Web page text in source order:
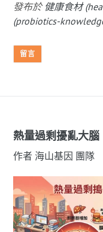
發布於 健康食材
(probiotics-
留言
熱量過剩擾亂大
作者 海山基因 團隊